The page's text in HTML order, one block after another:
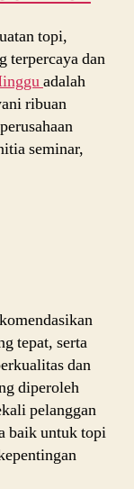
0812
topi,
terpercaya dan
adalah
ribuan
seminar,
tepat, serta
dan
diperoleh
pelanggan
baik untuk topi